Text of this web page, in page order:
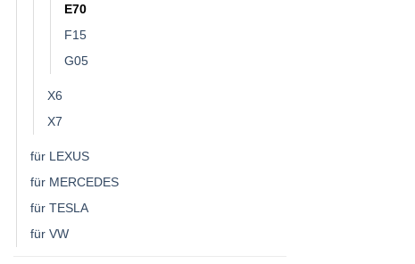
E70
F15
G05
X6
X7
für LEXUS
für MERCEDES
für TESLA
für VW